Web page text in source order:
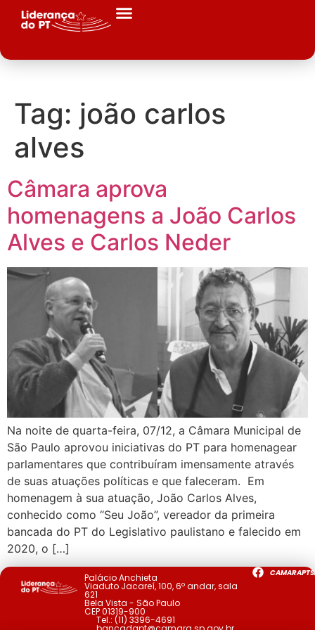
Tag: joão carlos
alves
Câmara aprova
homenagens a João Carlos
Alves e Carlos Neder
Na noite de quarta-feira, 07/12, a Câmara Municipal de
São Paulo aprovou iniciativas do PT para homenagear
parlamentares que contribuíram imensamente através
de suas atuações políticas e que faleceram. Em
homenagem à sua atuação, João Carlos Alves,
conhecido como “Seu João”, vereador da primeira
bancada do PT do Legislativo paulistano e falecido em
2020, o […]
Palácio Anchieta
Viaduto Jacareí, 100, 6º andar, sala
621
Bela Vista - São Paulo
CEP 01319-900
Tel.: (11) 3396-4691